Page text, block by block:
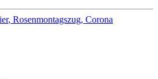
Rosenmontagszug Corona